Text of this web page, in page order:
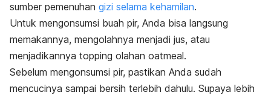
sumber pemenuhan gizi selama kehamilan.
Untuk mengonsumsi buah pir, Anda bisa langsung
memakannya, mengolahnya menjadi jus, atau
menjadikannya topping olahan oatmeal.
Sebelum mengonsumsi pir, pastikan Anda sudah
mencucinya sampai bersih terlebih dahulu. Supaya lebih